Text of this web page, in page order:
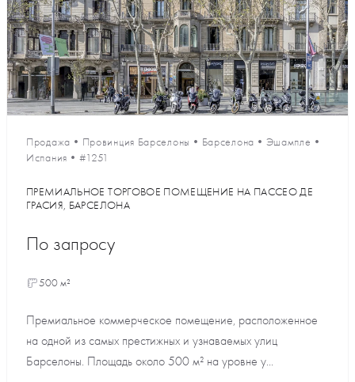
Продажа • Провинция Барселоны • Барселона • Эшампле •
Испания • #1251
ПРЕМИАЛЬНОЕ ТОРГОВОЕ ПОМЕЩЕНИЕ НА ПАССЕО ДЕ
ГРАСИЯ, БАРСЕЛОНА
По запросу
500 м²
Премиальное коммерческое помещение, расположенное
на одной из самых престижных и узнаваемых улиц
Барселоны. Площадь около 500 м² на уровне у...